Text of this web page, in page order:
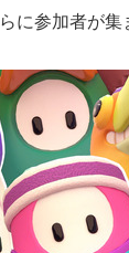
に参加者が集